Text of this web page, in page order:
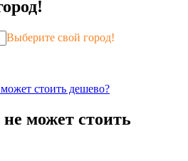
Выберите свой город!
стоить дешево?
может стоить